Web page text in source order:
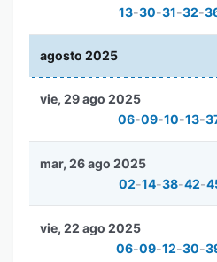
13-30-31-32-
agosto 2025
06-09-10-13-
vie, 29 ago 2025
02-14-38-42-
mar, 26 ago 2025
06-09-12-30-
vie, 22 ago 2025